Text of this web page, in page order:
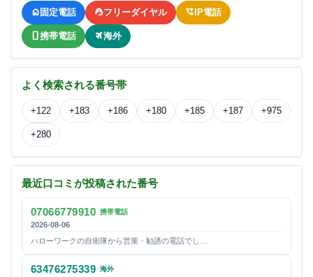
固定電話 フリーダイヤル IP電話
携帯電話 海外
よく検索される番号帯
+122 +183 +186 +180 +185 +187 +975
+280
最近口コミが投稿された番号
07066779910 携帯電話
2026-08-06
ハローワークの自衛隊から営業・勧誘の電話でし…
63476275339 海外